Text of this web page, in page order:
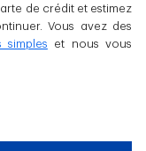
de crédit et estimez
Vous avez des
simples et nous vous